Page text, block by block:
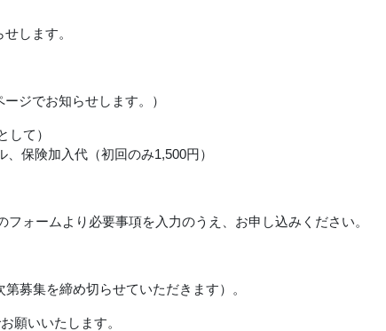
します。
ジでお知らせします。）
して）
、保険加入代（初回のみ1,500円）
フォームより必要事項を入力のうえ、お申し込みください。
集を締め切らせていただきます）。
願いいたします。